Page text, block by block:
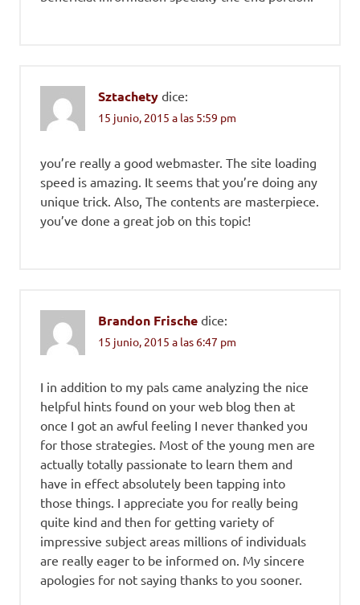
Sztachety dice:
15 junio, 2015 a las 5:59 pm
you’re really a good webmaster. The site loading
speed is amazing. It seems that you’re doing any
unique trick. Also, The contents are masterpiece.
you’ve done a great job on this topic!
Brandon Frische dice:
15 junio, 2015 a las 6:47 pm
I in addition to my pals came analyzing the nice
helpful hints found on your web blog then at
once I got an awful feeling I never thanked you
for those strategies. Most of the young men are
actually totally passionate to learn them and
have in effect absolutely been tapping into
those things. I appreciate you for really being
quite kind and then for getting variety of
impressive subject areas millions of individuals
are really eager to be informed on. My sincere
apologies for not saying thanks to you sooner.